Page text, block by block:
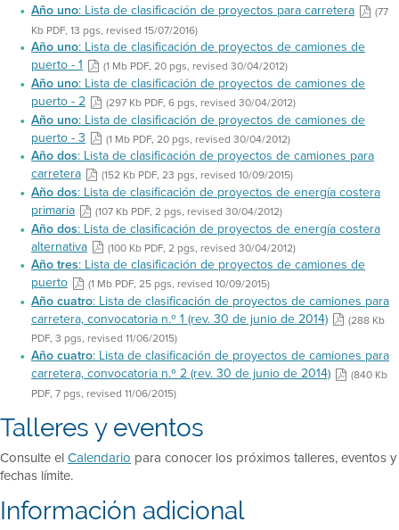
Año uno: Lista de clasificación de proyectos para carretera
(77
Kb PDF, 13 pgs, revised 15/07/2016)
Año uno: Lista de clasificación de proyectos de camiones de
puerto - 1
(1 Mb PDF, 20 pgs, revised 30/04/2012)
Año uno: Lista de clasificación de proyectos de camiones de
puerto - 2
(297 Kb PDF, 6 pgs, revised 30/04/2012)
Año uno: Lista de clasificación de proyectos de camiones de
puerto - 3
(1 Mb PDF, 20 pgs, revised 30/04/2012)
Año dos: Lista de clasificación de proyectos de camiones para
carretera
(152 Kb PDF, 23 pgs, revised 10/09/2015)
Año dos: Lista de clasificación de proyectos de energía costera
primaria
(107 Kb PDF, 2 pgs, revised 30/04/2012)
Año dos: Lista de clasificación de proyectos de energía costera
alternativa
(100 Kb PDF, 2 pgs, revised 30/04/2012)
Año tres: Lista de clasificación de proyectos de camiones de
puerto
(1 Mb PDF, 25 pgs, revised 10/09/2015)
Año cuatro: Lista de clasificación de proyectos de camiones para
carretera, convocatoria n.º 1 (rev. 30 de junio de 2014)
(288 Kb
PDF, 3 pgs, revised 11/06/2015)
Año cuatro: Lista de clasificación de proyectos de camiones para
carretera, convocatoria n.º 2 (rev. 30 de junio de 2014)
(840 Kb
PDF, 7 pgs, revised 11/06/2015)
Talleres y eventos
Consulte elCalendario para conocer los próximos talleres, eventos y
fechas límite.
Información adicional